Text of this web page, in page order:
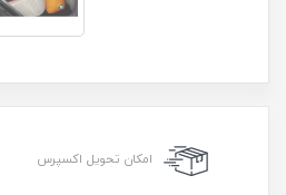
امکان تحویل اکسپرس